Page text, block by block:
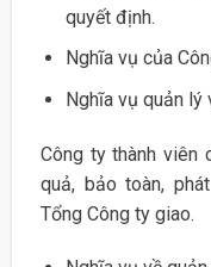
quyết định.
Nghĩa vụ của
Nghĩa vụ quản lý
Công ty thành viên
quả, bảo toàn,
Tổng Công ty giao.